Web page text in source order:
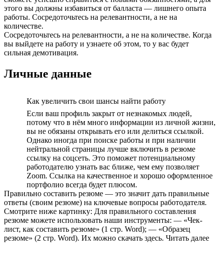
этого вы должны избавиться от балласта — лишнего опыта
работы. Сосредоточьтесь на релевантности, а не на
количестве.
Сосредоточьтесь на релевантности, а не на количестве. Когда
вы выйдете на работу и узнаете об этом, то у вас будет
сильная демотивация.
Личные данные
Как увеличить свои шансы найти работу
Если ваш профиль закрыт от незнакомых людей,
потому что в нём много информации из личной жизни,
вы не обязаны открывать его или делиться ссылкой.
Однако иногда при поиске работы и при наличии
нейтральной страницы лучше включить в резюме
ссылку на соцсеть. Это поможет потенциальному
работодателю узнать вас ближе, чем ему позволяет
Zoom. Ссылка на качественное и хорошо оформленное
портфолио всегда будет плюсом.
Правильно составить резюме — это значит дать правильные
ответы (своим резюме) на ключевые вопросы работодателя.
Смотрите ниже картинку: Для правильного составления
резюме можете использовать наши инструменты: — «Чек-
лист, как составить резюме» (1 стр. Word); — «Образец
резюме» (2 стр. Word). Их можно скачать здесь. Читать далее